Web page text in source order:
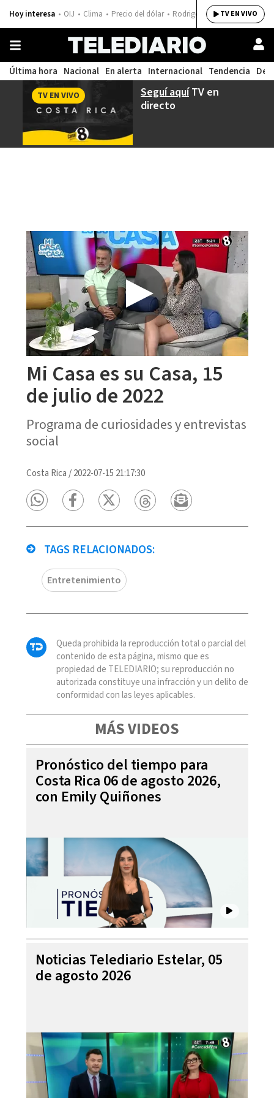
Hoy interesa OIJ Clima Precio del dólar Rodrigo ChavesTV EN VIVO
Última hora Nacional En alerta Internacional Tendencia
Seguí aquíTV en
directo
TV EN VIVO
Mi Casa es su Casa, 15
de julio de 2022
Programa de curiosidades y entrevistas
social
Costa Rica /2022-07-15 21:17:30
TAGS RELACIONADOS:
Entretenimiento
Queda prohibida la reproducción total o parcial del
contenido de esta página, mismo que es
propiedad de TELEDIARIO; su reproducción no
autorizada constituye una infracción y un delito de
conformidad con las leyes aplicables.
MÁS VIDEOS
Pronóstico del tiempo para
Costa Rica 06 de agosto 2026,
con Emily Quiñones
Noticias Telediario Estelar, 05
de agosto 2026